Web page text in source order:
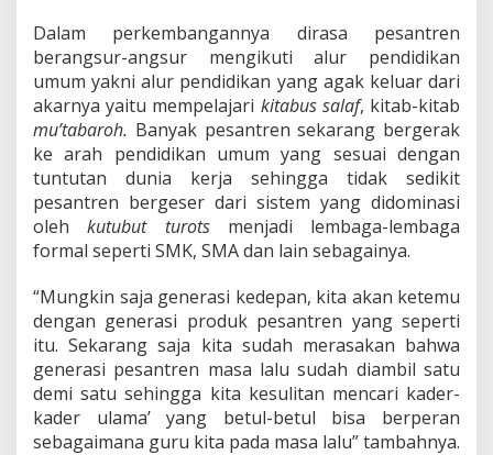
Dalam perkembangannya dirasa pesantren
berangsur-angsur mengikuti alur pendidikan
umum yakni alur pendidikan yang agak keluar dari
akarnya yaitu mempelajari kitabus salaf, kitab-kitab
mu’tabaroh. Banyak pesantren sekarang bergerak
ke arah pendidikan umum yang sesuai dengan
tuntutan dunia kerja sehingga tidak sedikit
pesantren bergeser dari sistem yang didominasi
olehkutubut turotsmenjadi lembaga-lembaga
formal seperti SMK, SMA dan lain sebagainya.
“Mungkin saja generasi kedepan, kita akan ketemu
dengan generasi produk pesantren yang seperti
itu. Sekarang saja kita sudah merasakan bahwa
generasi pesantren masa lalu sudah diambil satu
demi satu sehingga kita kesulitan mencari kader-
kader ulama’ yang betul-betul bisa berperan
sebagaimana guru kita pada masa lalu” tambahnya.